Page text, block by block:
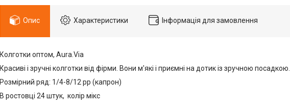
Опис Характеристики Інформація для замовлення
Колготки оптом, Aura.Via
Красиві і зручні колготки від фірми. Вони м'які і приємні на дотик із зручною посадкою.
Розмірний ряд: 1/4-8/12 рр (капрон)
В ростовці 24 штук, колір мікс